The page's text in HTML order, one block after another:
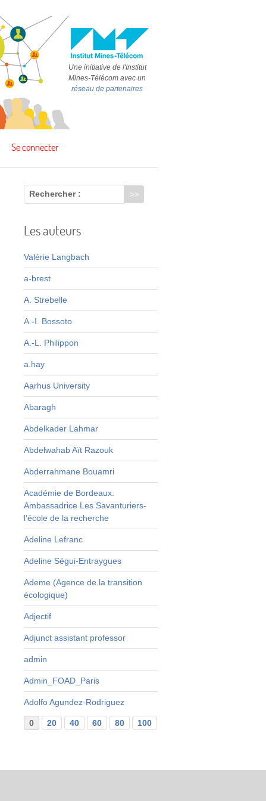
Une initiative de l'Institut
Mines-Télécom avec un
réseau de partenaires
Se connecter
Rechercher :
Les auteurs
Valérie Langbach
a-brest
A. Strebelle
A.-I. Bossoto
A.-L. Philippon
a.hay
Aarhus University
Abaragh
Abdelkader Lahmar
Abdelwahab Aït Razouk
Abderrahmane Bouamri
Académie de Bordeaux.
Ambassadrice Les Savanturiers-
l’école de la recherche
Adeline Lefranc
Adeline Ségui-Entraygues
Ademe (Agence de la transition
écologique)
Adjectif
Adjunct assistant professor
admin
Admin_FOAD_Paris
Adolfo Agundez-Rodriguez
0 20 40 60 80 100